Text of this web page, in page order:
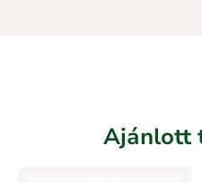
Ajánlott